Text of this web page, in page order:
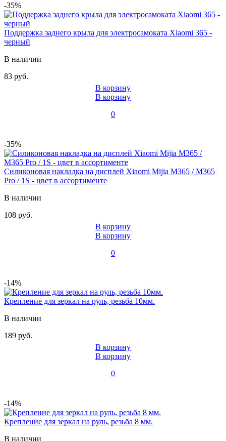
-35%
Поддержка заднего крыла для электросамоката Xiaomi 365 -
черный
В наличии
83 руб.
В корзину
В корзину
0
-35%
Силиконовая накладка на дисплей Xiaomi Mijia M365 / M365
Pro / 1S - цвет в ассортименте
В наличии
108 руб.
В корзину
В корзину
0
-14%
Крепление для зеркал на руль, резьба 10мм.
В наличии
189 руб.
В корзину
В корзину
0
-14%
Крепление для зеркал на руль, резьба 8 мм.
В наличии